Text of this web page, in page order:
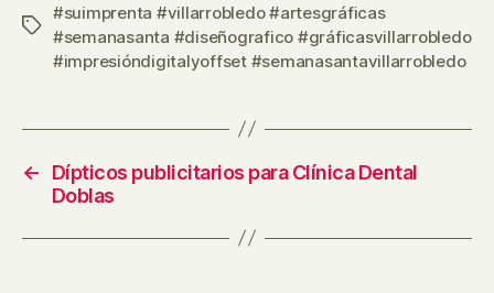
Etiquetas
#suimprenta #villarrobledo #artesgráficas
#semanasanta #diseñografico #gráficasvillarrobledo
#impresióndigitalyoffset #semanasantavillarrobledo
←
Dípticos publicitarios para Clínica Dental
Doblas